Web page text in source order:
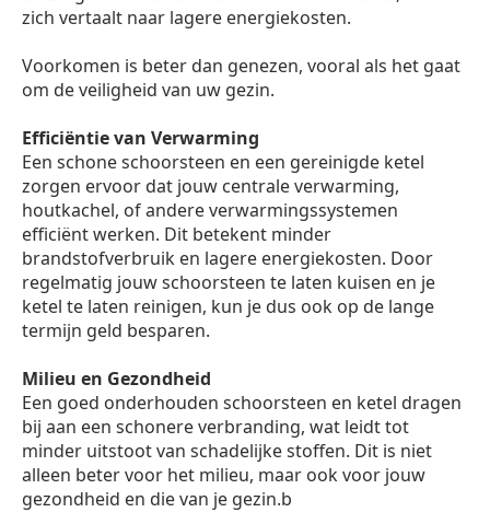
zich vertaalt naar lagere energiekosten.
Voorkomen is beter dan genezen, vooral als het gaat
om de veiligheid van uw gezin.
Efficiëntie van Verwarming
Een schone schoorsteen en een gereinigde ketel
zorgen ervoor dat jouw centrale verwarming,
houtkachel, of andere verwarmingssystemen
efficiënt werken. Dit betekent minder
brandstofverbruik en lagere energiekosten. Door
regelmatig jouw schoorsteen te laten kuisen en je
ketel te laten reinigen, kun je dus ook op de lange
termijn geld besparen.
Milieu en Gezondheid
Een goed onderhouden schoorsteen en ketel dragen
bij aan een schonere verbranding, wat leidt tot
minder uitstoot van schadelijke stoffen. Dit is niet
alleen beter voor het milieu, maar ook voor jouw
gezondheid en die van je gezin.b